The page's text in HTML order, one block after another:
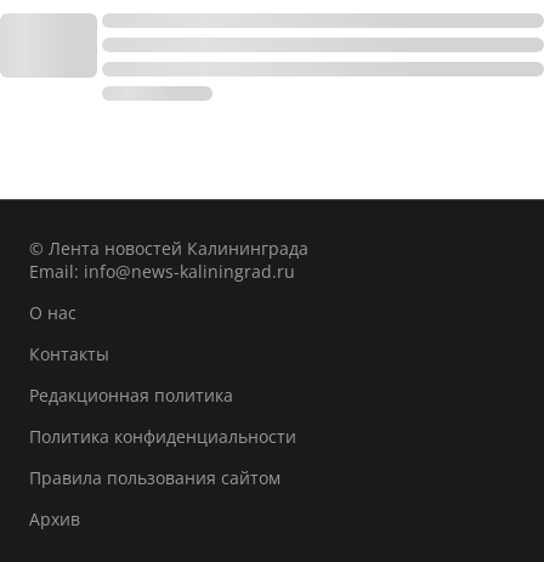
© Лента новостей Калининграда
Email: info@news-kaliningrad.ru
О нас
Контакты
Редакционная политика
Политика конфиденциальности
Правила пользования сайтом
Архив